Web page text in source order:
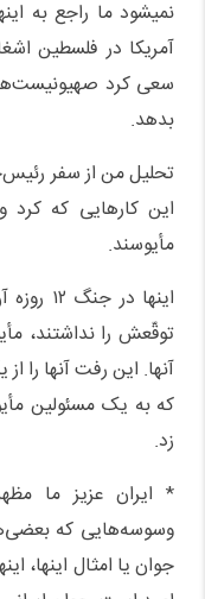
نمیشود ما راجع به
آمریکا در فلسطین
سعی کرد
بدهد.
تحلیل من از سفر
این کارهایی که
مأیوسند.
اینها
توقّعش را نداشتند،
آنها. این رفت آنها را
که به یک مسئولین
زد.
* ایران عزیز ما
وسوسه‌هایی که
جوان یا امثال اینها،